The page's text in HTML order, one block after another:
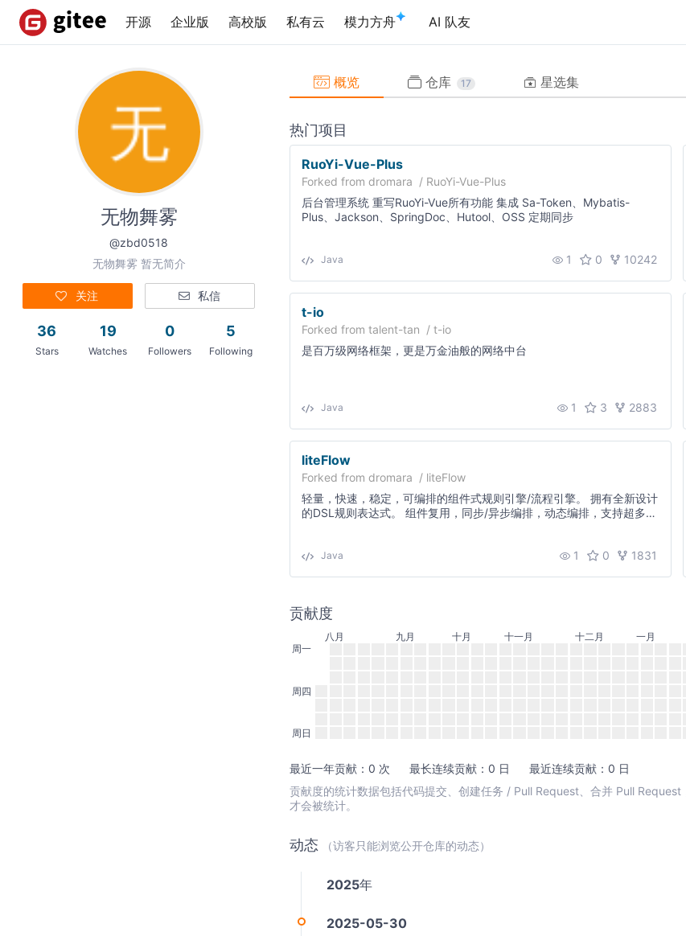
开源 企业版 高校版 私有云 模力方舟 AI 队友
无物舞雾
@zbd0518
无物舞雾 暂无简介
关注 私信
36
Stars
19
Watches
0
Followers
5
Following
概览 仓库 17 星选集
热门项目
RuoYi-Vue-Plus
Forked from dromara / RuoYi-Vue-Plus
后台管理系统 重写RuoYi-Vue所有功能 集成 Sa-Token、Mybatis-
Plus、Jackson、SpringDoc、Hutool、OSS 定期同步
Java 1 0 10242
t-io
Forked from talent-tan /t-io
是百万级网络框架，更是万金油般的网络中台
Java 1 3 2883
liteFlow
Forked from dromara / liteFlow
轻量，快速，稳定，可编排的组件式规则引擎/流程引擎。 拥有全新设计
的DSL规则表达式。 组件复用，同步/异步编排，动态编排，支持超多语
Java 1 0 1831
贡献度
周一
周四
周日
八月 九月 十月 十一月 十二月 一月
最近一年贡献：0 次 最长连续贡献：0 日
最近连续贡献：0 日
贡献度的统计数据包括代码提交、创建任务 / Pull Request、合并 Pull
才会被统计。
动态 （访客只能浏览公开仓库的动态）
2025年
2025-05-30